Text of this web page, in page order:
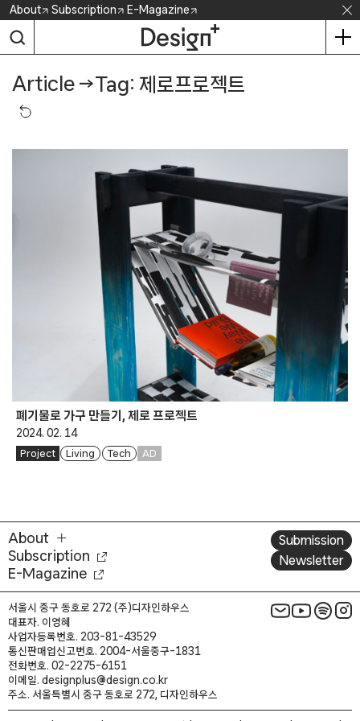
Skip
content
About Subscription E-Magazine
Article →Tag: 제로프로젝트
폐기물로 가구 만들기, 제로 프로젝트
2024. 02. 14
Project Living Tech AD
About
Subscription
E-Magazine
Submission
Newsletter
서울시 중구 동호로 272 (주)디자인하우스
대표자. 이영혜
사업자등록번호. 203-81-43529
통신판매업신고번호. 2004-서울중구-1831
전화번호. 02-2275-6151
이메일. designplus@design.co.kr
주소. 서울특별시 중구 동호로 272, 디자인하우스